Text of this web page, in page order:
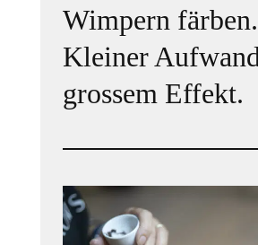
Wimpern färben.
Kleiner
grossem Effekt.